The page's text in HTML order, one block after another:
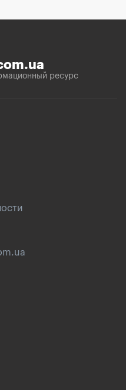
ресурс